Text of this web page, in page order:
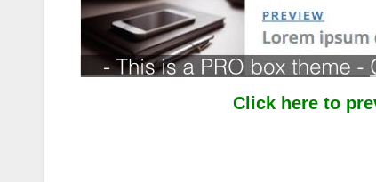
Click here to